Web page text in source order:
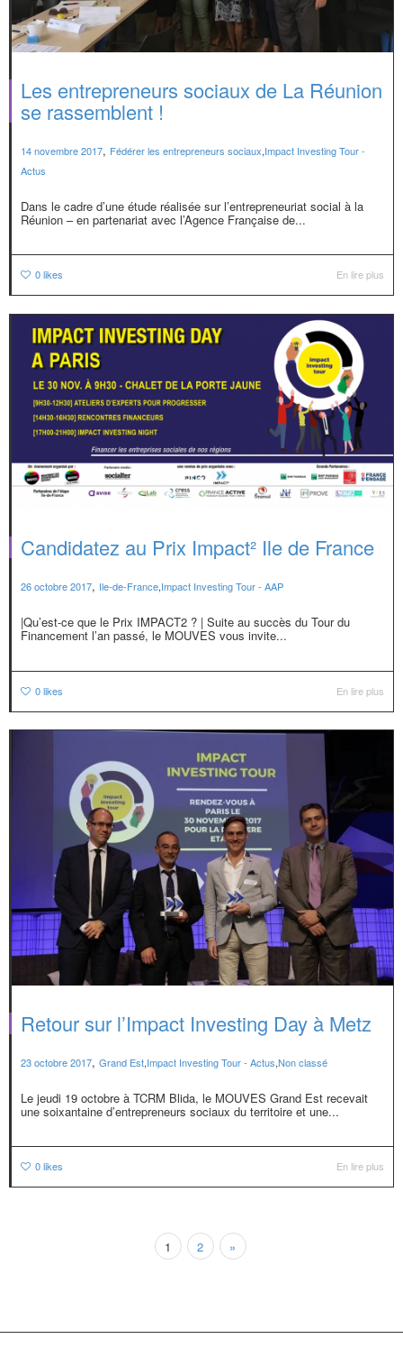
Les entrepreneurs sociaux de La Réunion
se rassemblent !
14 novembre 2017, Fédérer les entrepreneurs sociaux,Impact Investing Tour -
Actus
Dans le cadre d’une étude réalisée sur l’entrepreneuriat social à la
Réunion – en partenariat avec l’Agence Française de...
0likes En lire plus
Candidatez au Prix Impact² Ile de France
26 octobre 2017, Ile-de-France,Impact Investing Tour - AAP
|Qu’est-ce que le Prix IMPACT2 ? | Suite au succès du Tour du
Financement l’an passé, le MOUVES vous invite...
0likes En lire plus
Retour sur l’Impact Investing Day à Metz
23 octobre 2017, Grand Est,Impact Investing Tour - Actus,Non classé
Le jeudi 19 octobre à TCRM Blida, le MOUVES Grand Est recevait
une soixantaine d’entrepreneurs sociaux du territoire et une...
0likes En lire plus
1 2 »